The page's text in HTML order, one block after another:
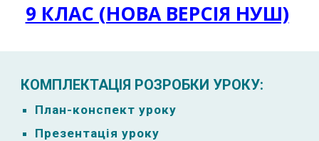
9 КЛАС (НОВА ВЕРСІЯ НУШ)
КОМПЛЕКТАЦІЯ РОЗРОБКИ УРОКУ:
План-конспект уроку
Презентація уроку